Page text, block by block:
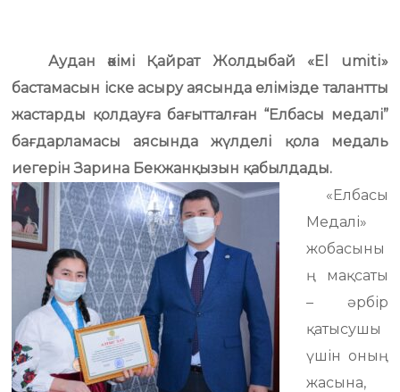
Аудан әкімі Қайрат Жолдыбай «El umiti»
бастамасын іске асыру аясында елімізде талантты
жастарды қолдауға бағытталған “Елбасы медалі”
бағдарламасы аясында жүлделі қола медаль
иегерін Зарина Бекжанқызын қабылдады.
«Елбасы
Медалі»
жобасыны
ң мақсаты
– әрбір
қатысушы
үшін оның
жасына,